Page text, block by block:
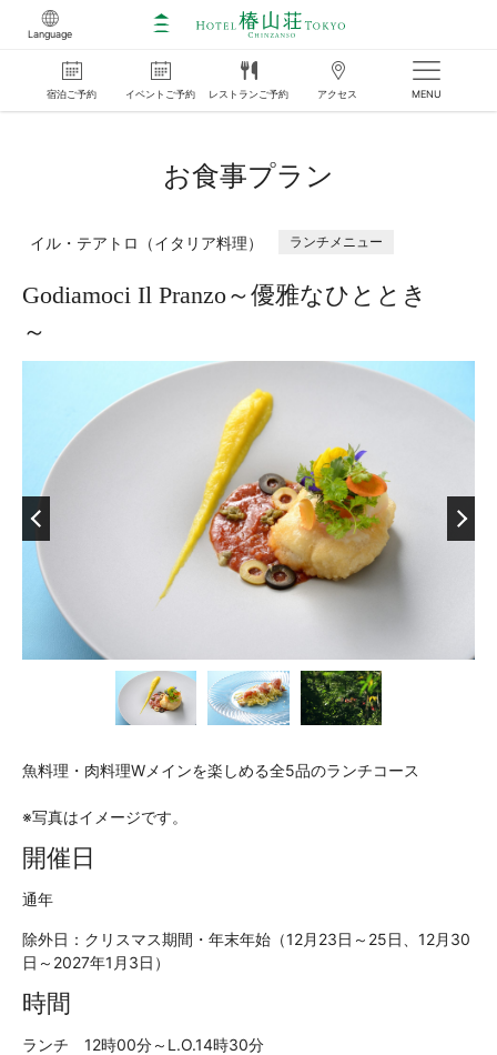
Language
宿泊ご予約 イベント ご予約 レストラン ご予約 アクセス MENU
お食事プラン
イル・テアトロ（イタリア料理） ランチメニュー
Godiamoci Il Pranzo～優雅なひととき
～
魚料理・肉料理Wメインを楽しめる全5品のランチコース
※写真はイメージです。
開催日
通年
除外日：クリスマス期間・年末年始（12月23日～25日、12月30
日～2027年1月3日）
時間
ランチ 12時00分～L.O.14時30分